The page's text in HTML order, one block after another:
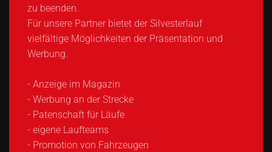
zu beenden.
Für unsere Partner bietet der Silvesterlauf
vielfältige Möglichkeiten der Präsentation und
Werbung.
- Anzeige im Magazin
- Werbung an der Strecke
- Patenschaft für Läufe
- eigene Laufteams
- Promotion von Fahrzeugen